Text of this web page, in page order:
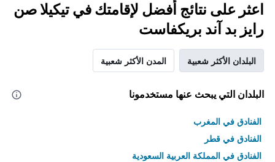
اعثر على نتائج أفضل لإقامتك في تيكيلا صن
رايز بد آند بريكفاست
البلدان الأكثر شعبية المدن الأكثر شعبية
البلدان التي يبحث عنها مستخدمونا
الفنادق في المغرب
الفنادق في قطر
الفنادق في المملكة العربية السعودية